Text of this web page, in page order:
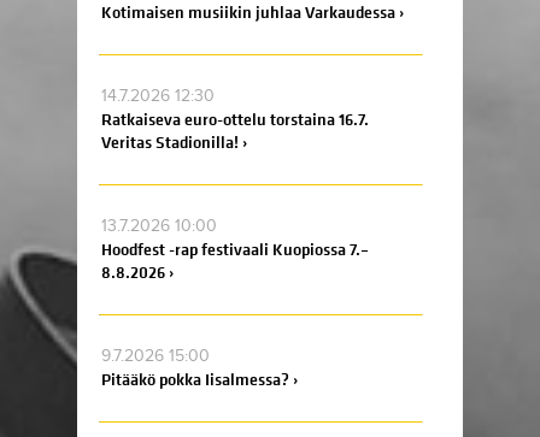
Kotimaisen musiikin juhlaa Varkaudessa ›
14.7.2026 12:30
Ratkaiseva euro-ottelu torstaina 16.7.
Veritas Stadionilla! ›
13.7.2026 10:00
Hoodfest -rap festivaali Kuopiossa 7.–
8.8.2026 ›
9.7.2026 15:00
Pitääkö pokka Iisalmessa? ›